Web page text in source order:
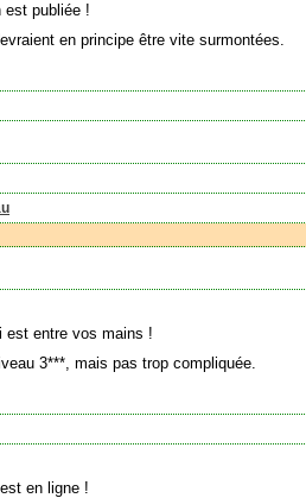
publiée !
en principe être vite surmontées.
est entre vos mains !
3***, mais pas trop compliquée.
en ligne !